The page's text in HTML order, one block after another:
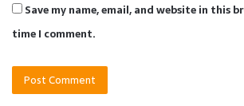
Save my name, email, and website in this
time I comment.